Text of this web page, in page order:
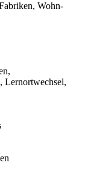
Wohn-
Lernortwechsel,